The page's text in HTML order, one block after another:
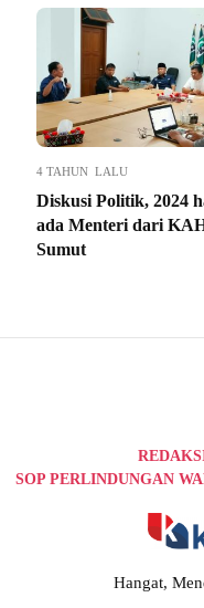
4 TAHUN LALU
Diskusi Politik, 2024
ada Menteri dari
Sumut
SOP PERLINDUNGAN
Hangat,